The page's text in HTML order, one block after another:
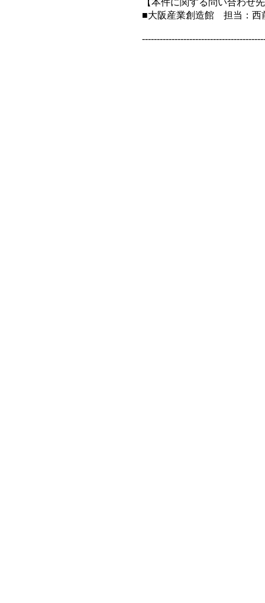
【本件に関する問い合わせ
■大阪産業創造館 担当：